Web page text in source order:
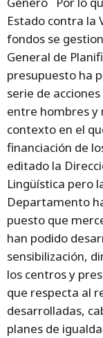
Estado contra la
fondos se
General de
presupuesto ha
serie de
entre hombres y
contexto en el
financiación de
editado la
Lingüística pero
Departamento
puesto que
han podido
sensibilización,
los centros y
que respecta al
desarrolladas,
planes de